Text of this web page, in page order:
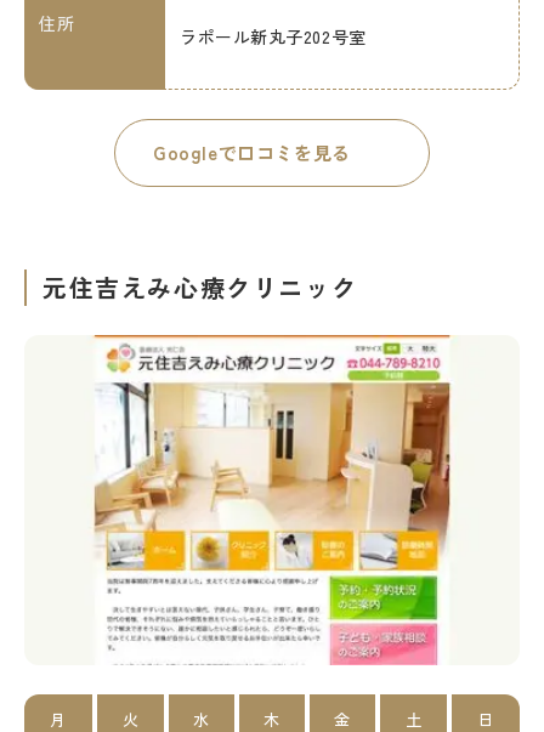
住所
ラポール新丸子202号室
Googleで口コミを見る
元住吉えみ心療クリニック
月 火 水 木 金 土 日